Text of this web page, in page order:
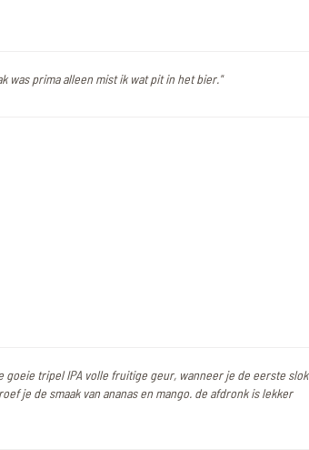
was prima alleen mist ik wat pit in het bier."
goeie tripel IPA volle fruitige geur, wanneer je de eerste slok
je de smaak van ananas en mango. de afdronk is lekker